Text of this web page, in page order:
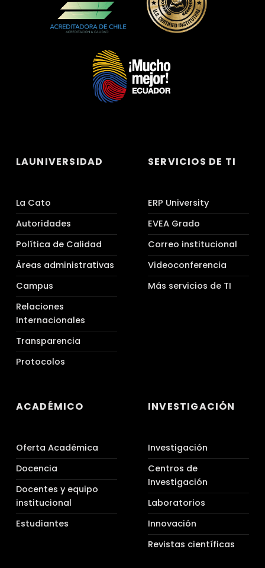
LAUNIVERSIDAD
La Cato
Autoridades
Política de Calidad
Áreas administrativas
Campus
Relaciones
Internacionales
Transparencia
Protocolos
SERVICIOS DE TI
ERP University
EVEA Grado
Correo institucional
Videoconferencia
Más servicios de TI
ACADÉMICO
Oferta Académica
Docencia
Docentes y equipo
institucional
Estudiantes
INVESTIGACIÓN
Investigación
Centros de
Investigación
Laboratorios
Innovación
Revistas científicas